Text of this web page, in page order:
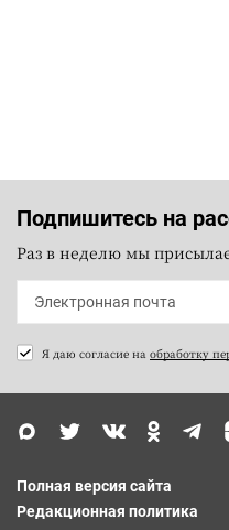
Подпишитесь на
Раз в неделю мы
Я даю согласие на обработку
Полная версия сайта
Редакционная политика